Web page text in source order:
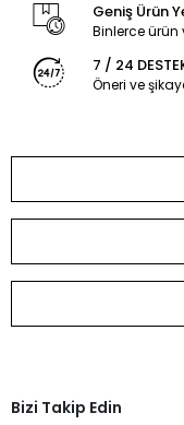
Geniş Ürün
Binlerce
7 / 24
Öneri ve
Bizi Takip Edin